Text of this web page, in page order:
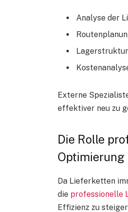
Analyse der
Externe
effektiver neu zu
Die Rolle
Optimierung
Da Lieferketten
die professionelle
Effizienz zu